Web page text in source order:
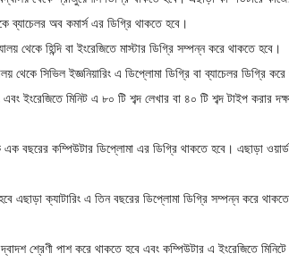
ব্যাচেলর অব কমার্স এর ডিগ্রি থাকতে হবে।
থেকে হিন্দি বা ইংরেজিতে মাস্টার ডিগ্রি সম্পন্ন করে থাকতে হবে।
থেকে সিভিল ইজ্ঞনিয়ারিং এ ডিপ্লোমা ডিগ্রি বা ব্যাচেলর ডিগ্রি
ইংরেজিতে মিনিট এ ৮০ টি শব্দ লেখার বা ৪০ টি শব্দ টাইপ করার
বছরের কম্পিউটার ডিপ্লোমা এর ডিগ্রি থাকতে হবে। এছাড়া ওয়ার্ড
এছাড়া ক্যাটারিং এ তিন বছরের ডিপ্লোমা ডিগ্রি সম্পন্ন করে
শ্রেণী পাশ করে থাকতে হবে এবং কম্পিউটার এ ইংরেজিতে মিনিটে